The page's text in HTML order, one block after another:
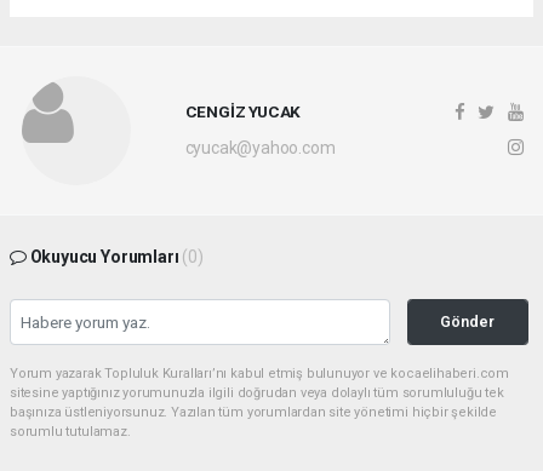
CENGİZ YUCAK
cyucak@yahoo.com
Okuyucu Yorumları (0)
Gönder
Yorum yazarak Topluluk Kuralları’nı kabul etmiş bulunuyor ve kocaelihaberi.com
sitesine yaptığınız yorumunuzla ilgili doğrudan veya dolaylı tüm sorumluluğu tek
başınıza üstleniyorsunuz. Yazılan tüm yorumlardan site yönetimi hiçbir şekilde
sorumlu tutulamaz.